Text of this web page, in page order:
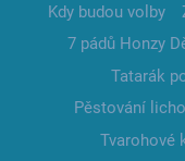
Kdy budou volby
7 pádů Honzy
Tatarák
Pěstování
Tvarohové